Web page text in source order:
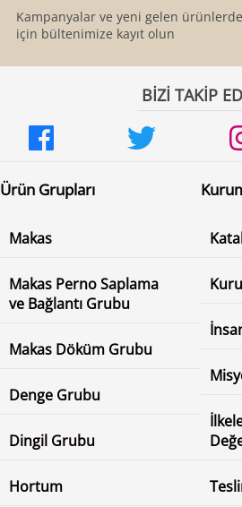
Kampanyalar ve yeni gelen
için bültenimize kayıt olun
BİZİ TAKİP
Ürün Grupları
Makas
Makas Perno Saplama
ve Bağlantı Grubu
Makas Döküm Grubu
Denge Grubu
Dingil Grubu
Hortum